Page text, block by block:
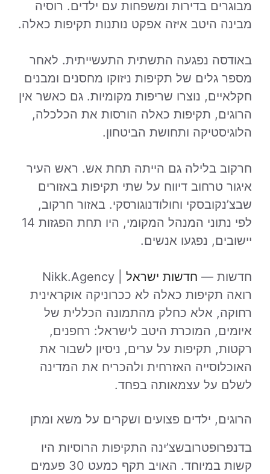
מבוגרים בדירות ומשפחות עם ילדים. רוסיה
מבינה היטב איזה אפקט נותנות תקיפות כאלה.
באודסה נפגעה התשתית התעשייתית. לאחר
מספר גלים של תקיפות ניזוקו מחסנים ומבנים
חקלאיים, נוצרו שריפות מקומיות. גם כאשר אין
הרוגים, תקיפות כאלה הורסות את הכלכלה,
הלוגיסטיקה ותחושת הביטחון.
חרקוב בלילה גם הייתה תחת אש. ראש העיר
איגור טרחוב דיווח על שתי תקיפות באזורים
שבצ’נקובסקי וחולודנוגורסקי. באזור חרקוב,
לפי נתוני המנהל המקומי, היו תחת הפגזות 14
יישובים, נפגעו אנשים.
חדשות — חדשות ישראל
| Nikk.Agency
רואה תקיפות כאלה לא ככרוניקה אוקראינית
רחוקה, אלא כחלק מהתמונה הכללית של
איומים, המוכרת היטב לישראל: רחפנים,
רקטות, תקיפות על ערים, ניסיון לשבור את
האוכלוסייה האזרחית ולהכריח את המדינה
לשלם על עצמאותה בפחד.
הרוגים, ילדים פצועים ושקרים על משא ומתן
בדנפרופטרובשצ’ינה התקיפות הרוסיות היו
קשות במיוחד. האויב תקף כמעט 30 פעמים